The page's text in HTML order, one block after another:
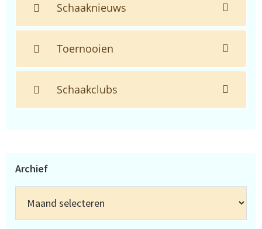
Schaaknieuws
Toernooien
Schaakclubs
Archief